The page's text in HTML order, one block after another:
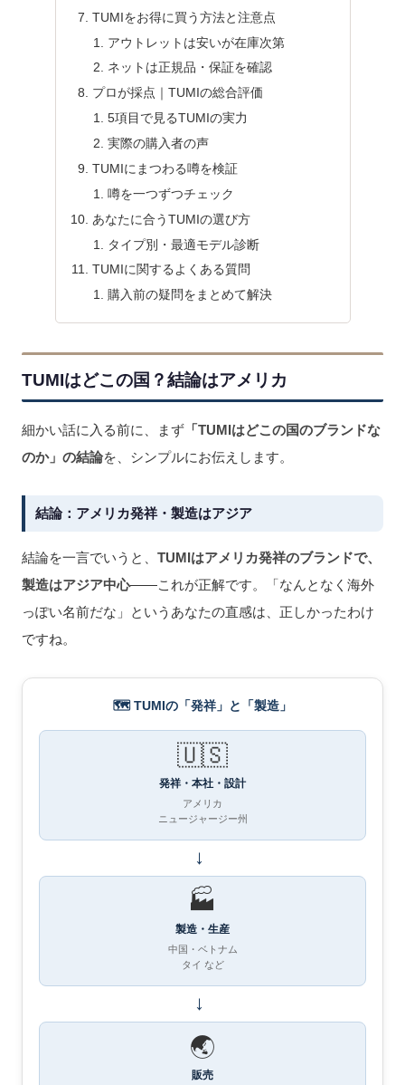
TUMIをお得に買う方法と注意点
アウトレットは安いが在庫次第
ネットは正規品・保証を確認
プロが採点｜TUMIの総合評価
5項目で見るTUMIの実力
実際の購入者の声
TUMIにまつわる噂を検証
噂を一つずつチェック
あなたに合うTUMIの選び方
タイプ別・最適モデル診断
TUMIに関するよくある質問
購入前の疑問をまとめて解決
TUMIはどこの国？結論はアメリカ
細かい話に入る前に、まず 「TUMIはどこの国のブランドな
のか」の結論を、シンプルにお伝えします。
結論：アメリカ発祥・製造はアジア
結論を一言でいうと、 TUMIはアメリカ発祥のブランドで、
製造はアジア中心——これが正解です。「なんとなく海外
っぽい名前だな」というあなたの直感は、正しかったわけ
ですね。
🗺 TUMIの「発祥」と「製造」
🇺🇸
発祥・本社・設計
アメリカ
ニュージャージー州
→
🏭
製造・生産
中国・ベトナム
タイ など
→
🌏
販売